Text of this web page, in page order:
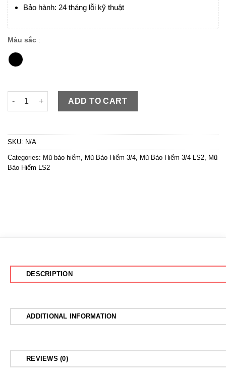
Bảo hành: 24 tháng lỗi kỹ thuật
Màu sắc :
LS2 OF600 COPTER Đen Nhám quantity
ADD TO CART
SKU: N/A
Categories: Mũ bảo hiểm Mũ Bảo Hiểm 3/4 Mũ Bảo Hiểm 3/4 LS2
Mũ
Bảo Hiểm LS2
DESCRIPTION
ADDITIONAL INFORMATION
REVIEWS (0)